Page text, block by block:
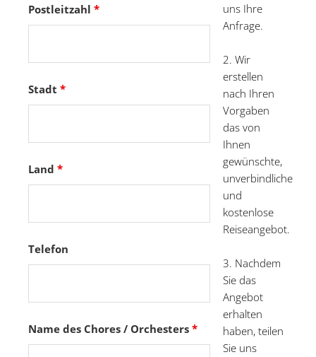
Postleitzahl *
Stadt *
Land *
Telefon
Name des Chores / Orchesters *
uns Ihre
Anfrage.
2. Wir
erstellen
nach Ihren
Vorgaben
das von
Ihnen
gewünschte,
unverbindliche
und
kostenlose
Reiseangebot.
3. Nachdem
Sie das
Angebot
erhalten
haben, teilen
Sie uns